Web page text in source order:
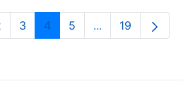
Pàgina
3 Pàgina
4 Pàgina
5 ...PàginesPàgina
19